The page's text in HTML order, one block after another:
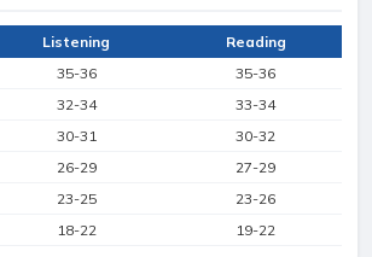
Listening
Reading
35-36
35-36
32-34
33-34
30-31
30-32
26-29
27-29
23-25
23-26
18-22 19-22